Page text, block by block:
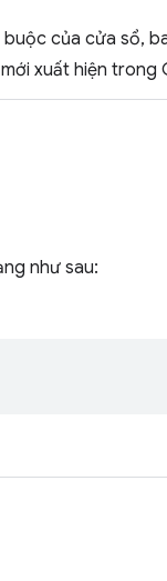
của cửa sổ,
xuất hiện trong
như sau: